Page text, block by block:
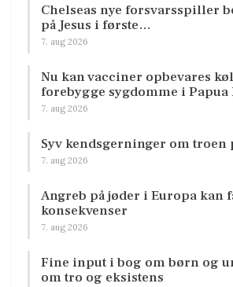
Chelseas nye forsvarsspiller
på Jesus i første…
7. aug 2026
Nu kan vacciner opbevares
forebygge sygdomme i
7. aug 2026
Syv kendsgerninger om troen
7. aug 2026
Angreb på jøder i Europa kan
konsekvenser
7. aug 2026
Fine input i bog om børn og
om tro og eksistens